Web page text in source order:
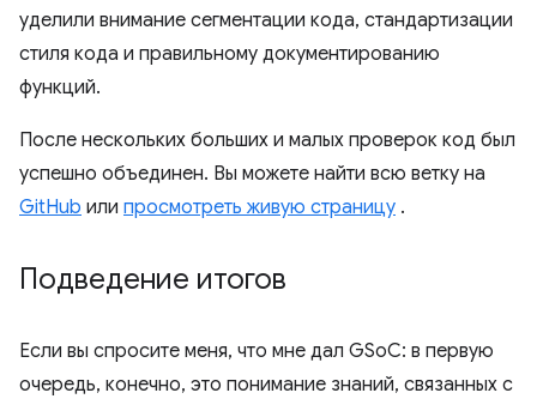
уделили внимание сегментации кода, стандартизации
стиля кода и правильному документированию
функций.
После нескольких больших и малых проверок код был
успешно объединен. Вы можете найти всю ветку на
GitHub или просмотреть живую страницу .
Подведение итогов
Если вы спросите меня, что мне дал GSoC: в первую
очередь, конечно, это понимание знаний, связанных с